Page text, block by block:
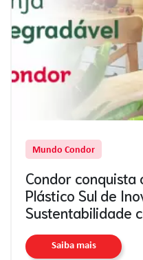
Mundo Condor
Condor conquista
Plástico Sul de
Sustentabilidade
Saiba mais